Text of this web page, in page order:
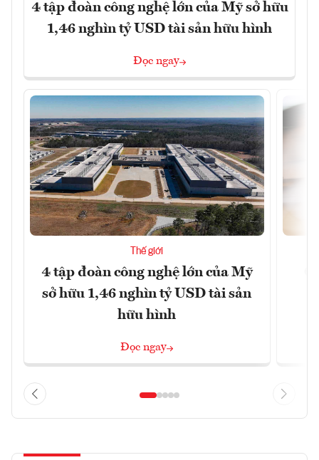
4 tập đoàn công nghệ lớn của Mỹ sở hữu
1,46 nghìn tỷ USD tài sản hữu hình
Đọc ngay
Thế giới
4 tập đoàn công nghệ lớn của Mỹ
sở hữu 1,46 nghìn tỷ USD tài sản
hữu hình
Đọc ngay